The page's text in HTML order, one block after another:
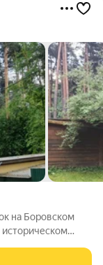
на Боровском
шоссе, вблизи